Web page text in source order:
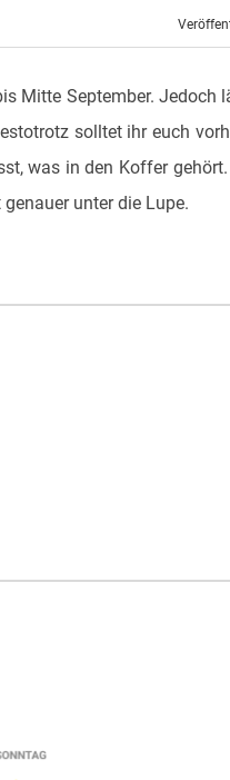
Mitte September. Jedoch
solltet ihr euch
was in den Koffer
unter die Lupe.